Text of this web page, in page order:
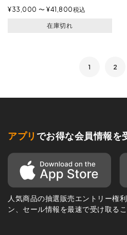
¥33,000 〜 ¥41,800税込
在庫切れ
1 2
アプリ でお得な会員情報を
人気商品の抽選販売エントリー権
ン、セール情報を最速で受け取るこ